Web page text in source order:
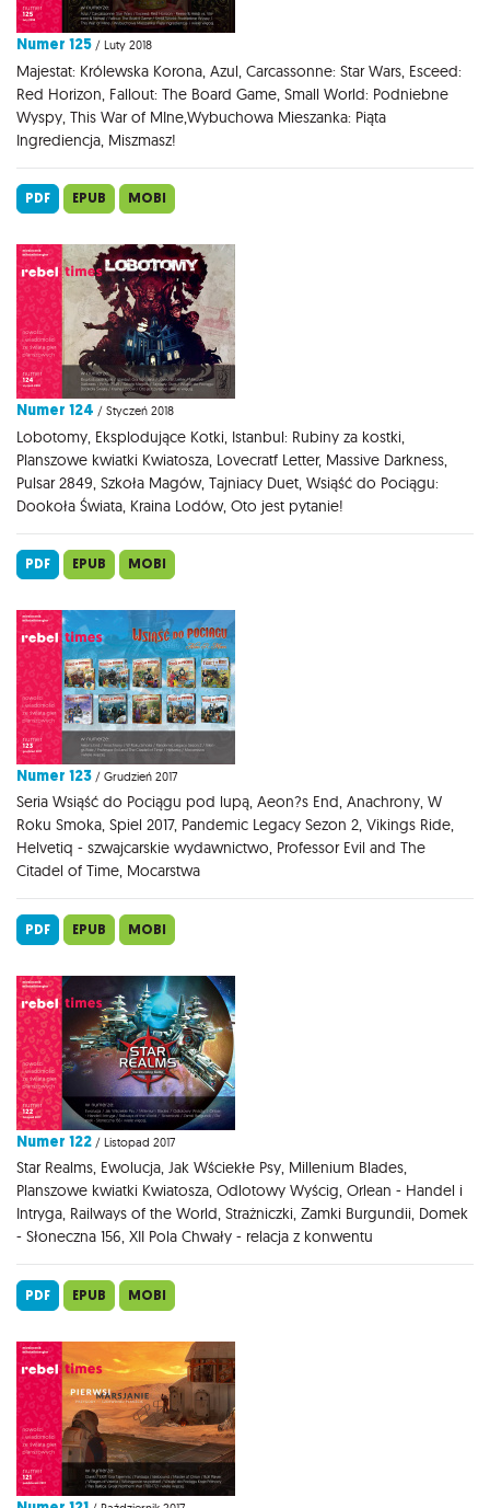
Numer 125 / Luty 2018
Majestat: Królewska Korona, Azul, Carcassonne: Star Wars, Esceed:
Red Horizon, Fallout: The Board Game, Small World: Podniebne
Wyspy, This War of MIne,Wybuchowa Mieszanka: Piąta
Ingrediencja, Miszmasz!
PDF EPUB MOBI
Numer 124 / Styczeń 2018
Lobotomy, Eksplodujące Kotki, Istanbul: Rubiny za kostki,
Planszowe kwiatki Kwiatosza, Lovecratf Letter, Massive Darkness,
Pulsar 2849, Szkoła Magów, Tajniacy Duet, Wsiąść do Pociągu:
Dookoła Świata, Kraina Lodów, Oto jest pytanie!
PDF EPUB MOBI
Numer 123 / Grudzień 2017
Seria Wsiąść do Pociągu pod lupą, Aeon?s End, Anachrony, W
Roku Smoka, Spiel 2017, Pandemic Legacy Sezon 2, Vikings Ride,
Helvetiq - szwajcarskie wydawnictwo, Professor Evil and The
Citadel of Time, Mocarstwa
PDF EPUB MOBI
Numer 122 / Listopad 2017
Star Realms, Ewolucja, Jak Wściekłe Psy, Millenium Blades,
Planszowe kwiatki Kwiatosza, Odlotowy Wyścig, Orlean - Handel i
Intryga, Railways of the World, Strażniczki, Zamki Burgundii, Domek
- Słoneczna 156, XII Pola Chwały - relacja z konwentu
PDF EPUB MOBI